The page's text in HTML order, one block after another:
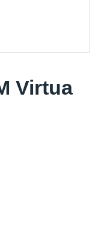
Virtua